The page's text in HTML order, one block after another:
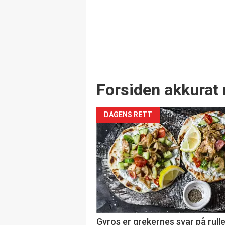
Forsiden akkurat
DAGENS RETT
Gyros er grekernes svar på